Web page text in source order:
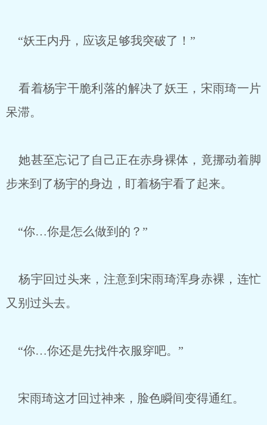
“妖王内丹，应该足够我突破了！”
看着杨宇干脆利落的解决了妖王，宋雨琦一片
呆滞。
她甚至忘记了自己正在赤身裸体，竟挪动着脚
步来到了杨宇的身边，盯着杨宇看了起来。
“你…你是怎么做到的？”
杨宇回过头来，注意到宋雨琦浑身赤裸，连忙
又别过头去。
“你…你还是先找件衣服穿吧。”
宋雨琦这才回过神来，脸色瞬间变得通红。